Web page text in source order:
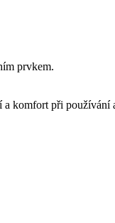
prvkem.
komfort při používání